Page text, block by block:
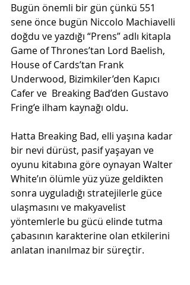
Bugün önemli bir gün çünkü 551
sene önce bugün Niccolo Machiavelli
doğdu ve yazdığı “Prens” adlı kitapla
Game of Thrones’tan Lord Baelish,
House of Cards’tan Frank
Underwood, Bizimkiler’den Kapıcı
Cafer ve  Breaking Bad’den Gustavo
Fring’e ilham kaynağı oldu.
Hatta Breaking Bad, elli yaşına kadar
bir nevi dürüst, pasif yaşayan ve
oyunu kitabına göre oynayan Walter
White’ın ölümle yüz yüze geldikten
sonra uyguladığı stratejilerle güce
ulaşmasını ve makyavelist
yöntemlerle bu gücü elinde tutma
çabasının karakterine olan etkilerini
anlatan inanılmaz bir süreçtir.